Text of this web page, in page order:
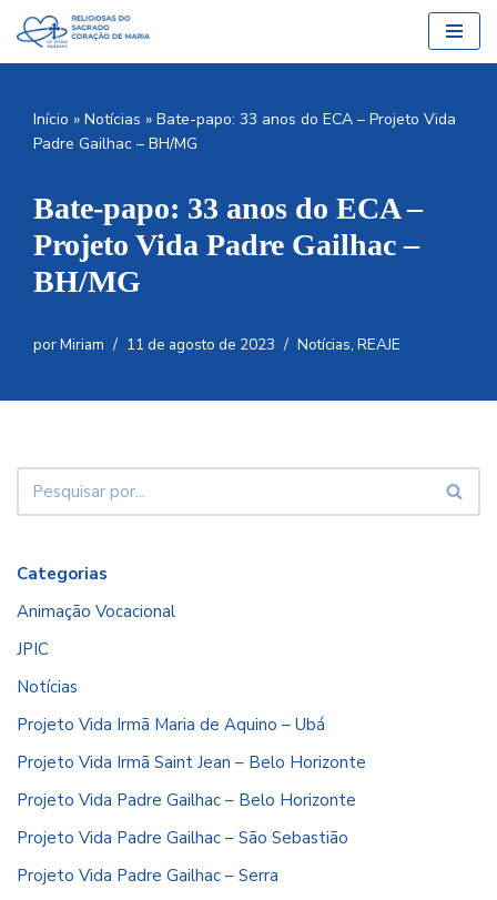
Pular
conteúdo
Início » Notícias » Bate-papo: 33 anos do ECA – Projeto Vida
Padre Gailhac – BH/MG
Bate-papo: 33 anos do ECA –
Projeto Vida Padre Gailhac –
BH/MG
porMiriam 11 de agosto de 2023 Notícias, REAJE
Categorias
Animação Vocacional
JPIC
Notícias
Projeto Vida Irmã Maria de Aquino – Ubá
Projeto Vida Irmã Saint Jean – Belo Horizonte
Projeto Vida Padre Gailhac – Belo Horizonte
Projeto Vida Padre Gailhac – São Sebastião
Projeto Vida Padre Gailhac – Serra